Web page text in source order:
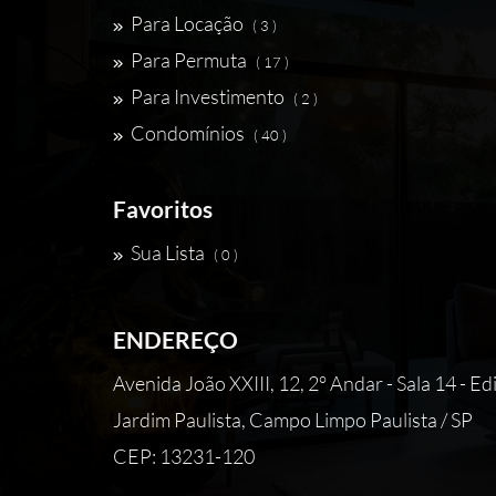
Para Locação ( 3 )
Para Permuta ( 17 )
Para Investimento ( 2 )
Condomínios ( 40 )
Favoritos
Sua Lista ( 0 )
ENDEREÇO
Avenida João XXIII, 12, 2° Andar - Sala 14 -
Jardim Paulista, Campo Limpo Paulista / SP
CEP: 13231-120